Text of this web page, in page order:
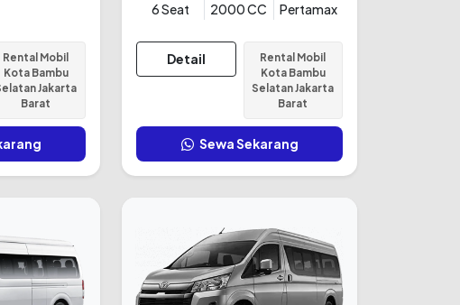
Rental Mobil
Kota Bambu
Jakarta
Barat
6 Seat 2000 CC Pertamax
Detail
Rental Mobil
Kota Bambu
Selatan Jakarta
Barat
Sewa Sekarang